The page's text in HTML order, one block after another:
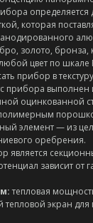
определяется
которая
золото, бронза,
цвет по шкале
прибор в
прибора выполнен
оцинкованной
элемент — из
оребрения.
является
зависит от
тепловая
тепловой экран